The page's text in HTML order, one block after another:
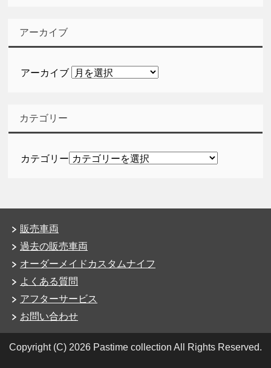
アーカイブ
アーカイブ
カテゴリー
カテゴリー
販売車両
過去の販売車両
オーダーメイドカスタムナイフ
よくある質問
アフターサービス
お問い合わせ
Copyright (C) 2026 Pastime collection All Rights Reserved.